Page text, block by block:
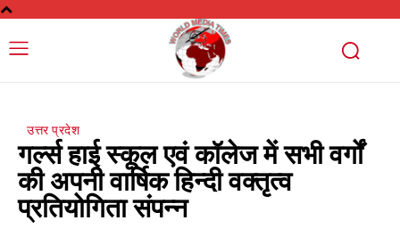
उत्तर प्रदेश
गर्ल्स हाई स्कूल एवं कॉलेज में सभी वर्गों
की अपनी वार्षिक हिन्दी वक्तृत्व
प्रतियोगिता संपन्न